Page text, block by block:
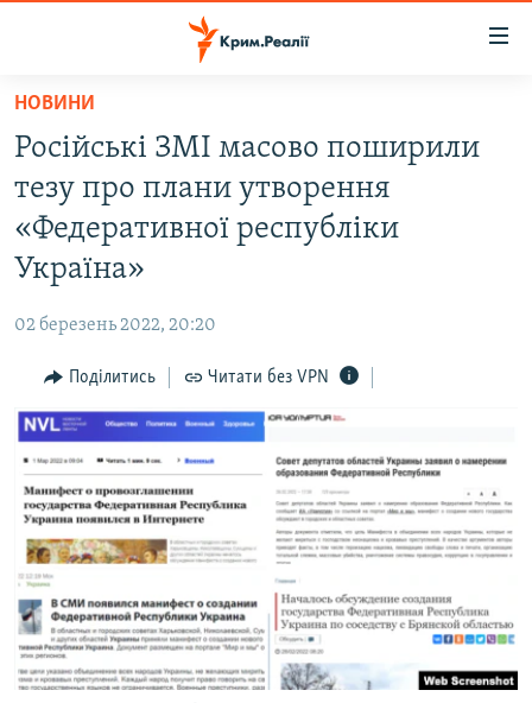
Перейти
основного
матеріалу
Перейти
до
основної
Перейти
пошуку
ВІДЕО ТА ФОТО
ПОЛІТИКА
ПОГЛЯД
ІНТЕРВ'Ю
ВСЕ ЗА ДЕНЬ
СПЕЦПРОЕКТИ
ДЕПОРТАЦІЯ
ВІДЕОУРОКИ «ELIFBE»
СВІДЧЕННЯ ОКУПАЦІЇ
УКРАЇНСЬКА ПРОБЛЕМА КРИМУ
ІНФОГРАФІКА
ЯК ОБІЙТИ БЛОКУВАННЯ
Русский
Qırımtatar
ДОЛУЧАЙСЯ!
НОВИНИ
Російські ЗМІ масово поширили
тезу про плани утворення
«Федеративної республіки
Україна»
02 березень 2022, 20:20
Поділитись Читати без VPN